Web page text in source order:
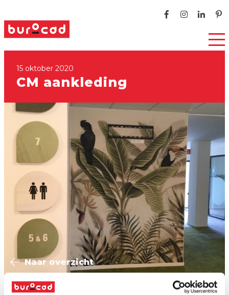
15 oktober 2020
CM aankleding
Naar overzicht